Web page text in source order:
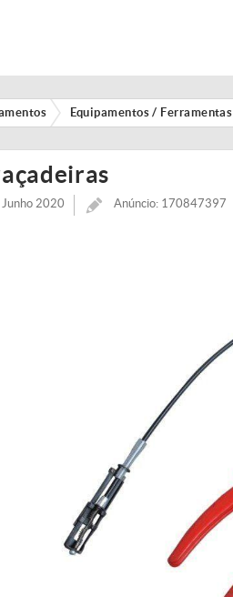
Equipamentos / Ferramentas
2020 Anúncio: 170847397